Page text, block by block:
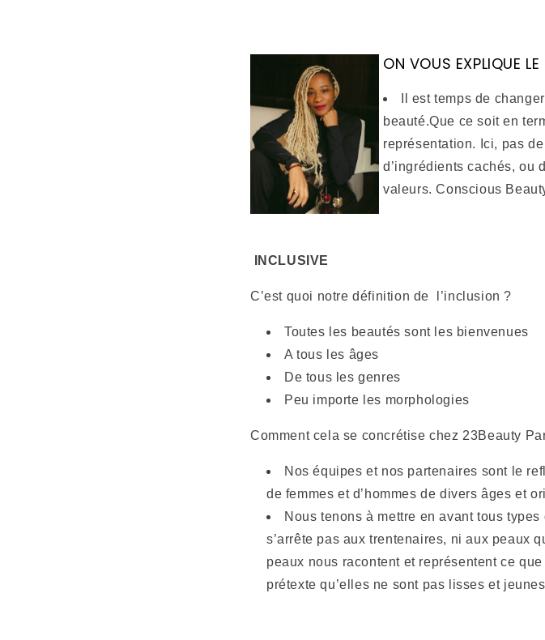
ON VOUS EXPLIQUE
Il est temps de
beauté.Que ce soit en
représentation. Ici, pas
d’ingrédients cachés, ou
valeurs. Conscious
INCLUSIVE
C’est quoi notre définition de l’inclusion ?
Toutes les beautés sont les bienvenues
A tous les âges
De tous les genres
Peu importe les morphologies
Comment cela se concrétise chez 23Beauty
Nos équipes et nos partenaires sont le
de femmes et d’hommes de divers âges et
Nous tenons à mettre en avant tous
s’arrête pas aux trentenaires, ni aux peaux
peaux nous racontent et représentent ce
prétexte qu’elles ne sont pas lisses et